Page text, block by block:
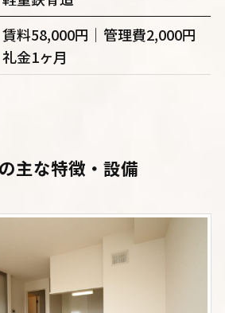
賃料58,000円｜管理費2,000円
礼金1ヶ月
の主な特徴・設備